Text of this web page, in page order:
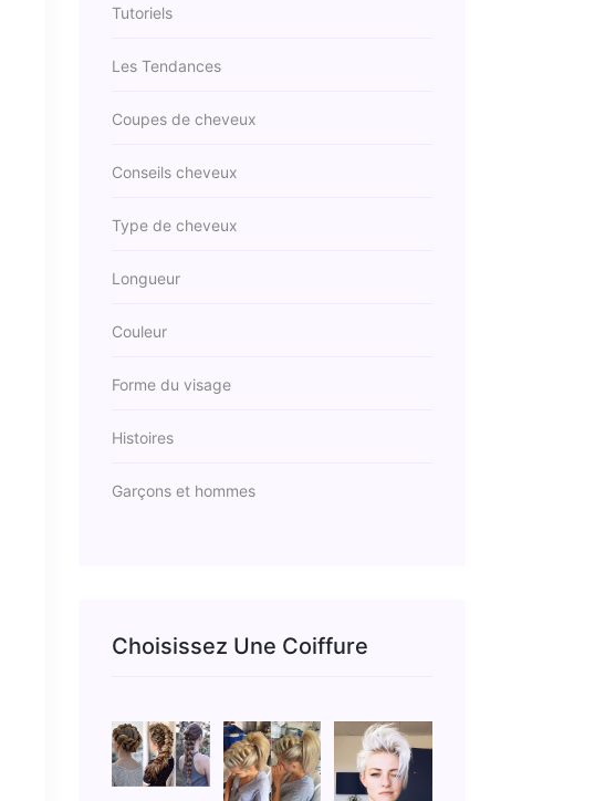
Tutoriels
Les Tendances
Coupes de cheveux
Conseils cheveux
Type de cheveux
Longueur
Couleur
Forme du visage
Histoires
Garçons et hommes
Choisissez Une Coiffure